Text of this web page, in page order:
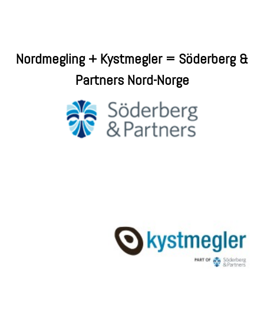
Nordmegling + Kystmegler = Söderberg &
Partners Nord-Norge